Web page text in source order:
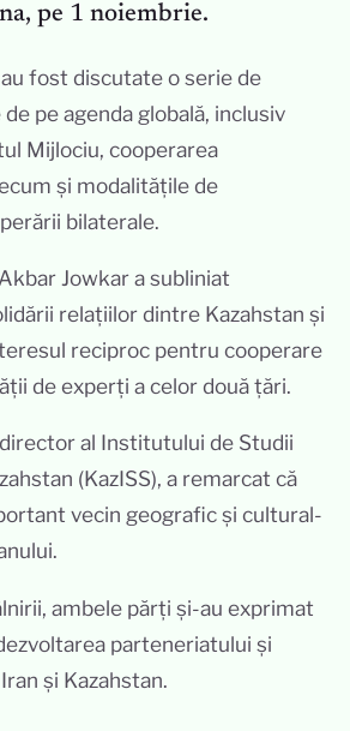
pe 1 noiembrie.
fost discutate o serie de
pe agenda globală, inclusiv
Mijlociu, cooperarea
și modalitățile de
bilaterale.
Jowkar a subliniat
relațiilor dintre Kazahstan și
reciproc pentru cooperare
de experți a celor două țări.
al Institutului de Studii
(KazISS), a remarcat că
vecin geografic și cultural-
ambele părți și-au exprimat
parteneriatului și
și Kazahstan.